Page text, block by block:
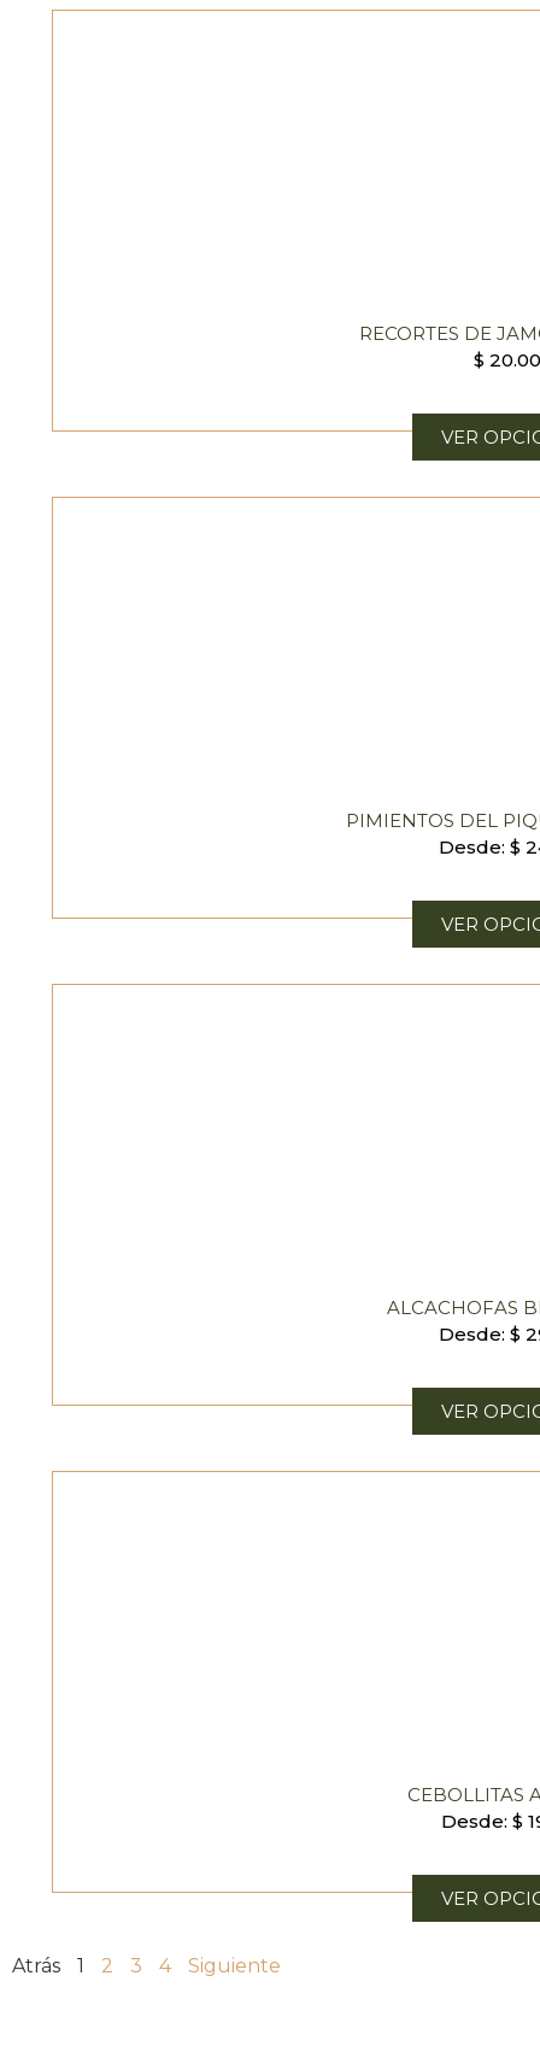
RECORTES DE
$
VER
PIMIENTOS DEL
Desde: $
VER
ALCACHOFAS
Desde: $
VER
CEBOLLITAS
Desde: $
VER
Atrás 1 2 3 4 Siguiente